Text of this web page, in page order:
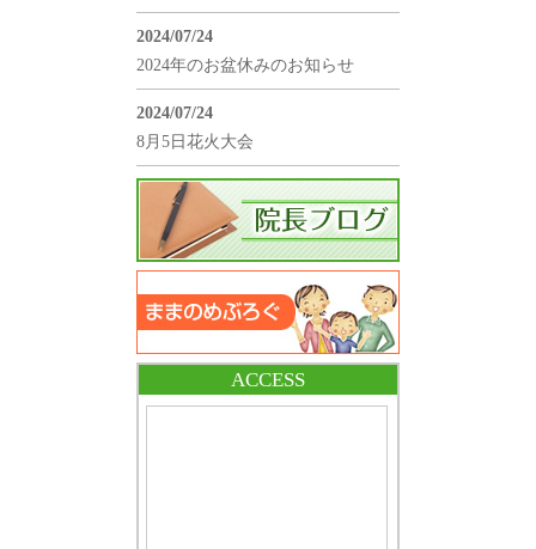
2024/07/24
2024年のお盆休みのお知らせ
2024/07/24
8月5日花火大会
ACCESS